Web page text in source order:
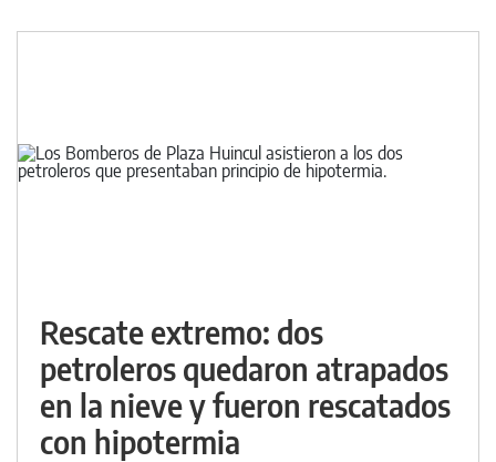
Rescate extremo: dos
petroleros quedaron atrapados
en la nieve y fueron rescatados
con hipotermia